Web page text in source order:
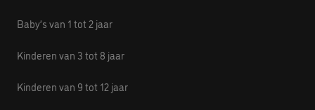
Baby’s van 1 tot 2 jaar
Kinderen van 3 tot 8 jaar
Kinderen van 9 tot 12 jaar